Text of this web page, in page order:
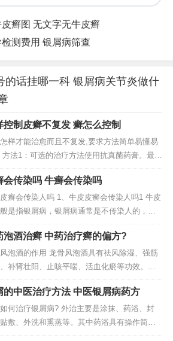
癣图 无文字无牛皮癣
测费用 银屑病筛查
的话挂哪一科 银屑病关节炎做什
控制皮癣不复发 癣怎么控制
样才能治愈而且不复发,要求方法简单易懂易
方法1：可选的治疗方法使用抗真菌药膏。最好
药膏有：疗霉舒（Lamisil），克霉唑（Lotri
）， 萘替芬（Naftin ）和Lotrimin Ultra。这
比较昂贵但是疗法非常好，可以快速止痒。
开些抗真菌乳膏。第一...
会传染吗 牛癣会传染吗
癣会传染人吗 1、牛皮皮癣会传染人吗1 牛皮
是指银屑病，银屑病通常是不传染人的，因
病不是由微生物直接引起的，所以即便是长
也不会传染给他人的。2、不传染，不过自身
注意个人卫生，指甲千万不能留，挠过皮癣
在挠哪出血的话80%会印的。3、癣是由真菌
染的，但牛皮癣不是...
泡酒治癣 中药治疗癣的偏方?
泡酒的作用 龙骨风泡酒具有祛风除湿、强筋
补肾壮阳、止咳平喘、活血化瘀等功效。它
善腰膝酸软、关节疼痛、肾虚腰痛等症状。
有助于改善咳嗽、气喘和感冒等问题。龙骨
血腾、路路通、朱砂莲、灵芝泡酒的功效主
下几点： 龙骨风：具有祛风除湿、舒筋活络
，可用于治疗关节炎、腰腿疼...
的中医治疗方法 中医银屑病药方
何治疗银屑病? 外治主要是涂抹、药浴、封
敷、外洗和熏蒸等。其中药浴具有操作简
效显著、副作用小等特点，药浴疗法成为中